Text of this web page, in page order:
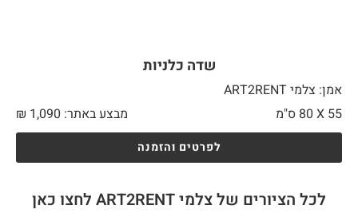
שדה כלניות
אמן: צלמי ART2RENT
55 X
מבצע באתר: ₪ 1,090
לפרטים והזמנה
לכל הציורים של צלמי ART2RENT לחצו כאן